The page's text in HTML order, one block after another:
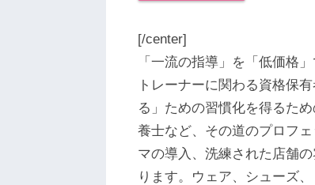
[/center]
「一流の指導」を「低価格
トレーナーに関わる資格保
る」ための習慣化を得るた
養士など、その道のプロフ
マの導入、洗練された店舗
ります。ウェア、シューズ